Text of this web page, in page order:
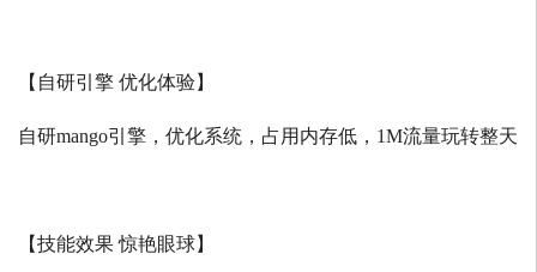
【自研引擎 优化体验】
自研mango引擎，优化系统，占用内存低， 1M流量玩转整天
【技能效果 惊艳眼球】